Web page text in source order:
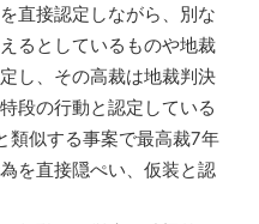
直接認定しながら、別な
るとしているものや地裁
し、その高裁は地裁判決
段の行動と認定している
類似する事案で最高裁7年
を直接隠ぺい、仮装と認